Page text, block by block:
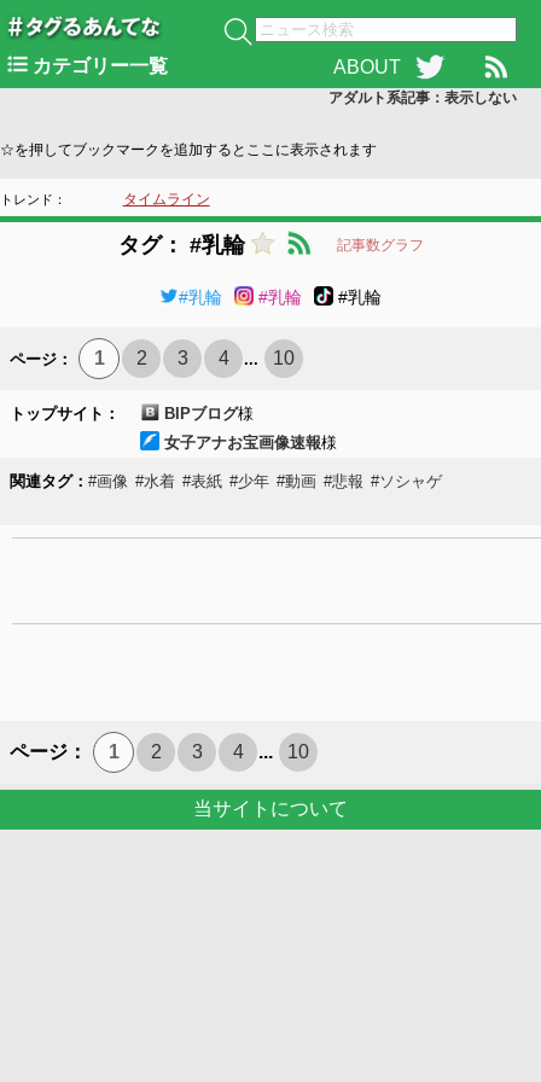
カテゴリー一覧 ABOUT
アダルト系記事：表示しない
☆を押してブックマークを追加するとここに表示されます
タイムライン
トレンド：
タグ： #乳輪 記事数グラフ
#乳輪 #乳輪 #乳輪
ページ： 1 2 3 4 ... 10
トップサイト： BIPブログ様
女子アナお宝画像速報様
関連タグ： #画像 #水着 #表紙 #少年 #動画 #悲報 #ソシャゲ
ページ： 1 2 3 4 ... 10
当サイトについて